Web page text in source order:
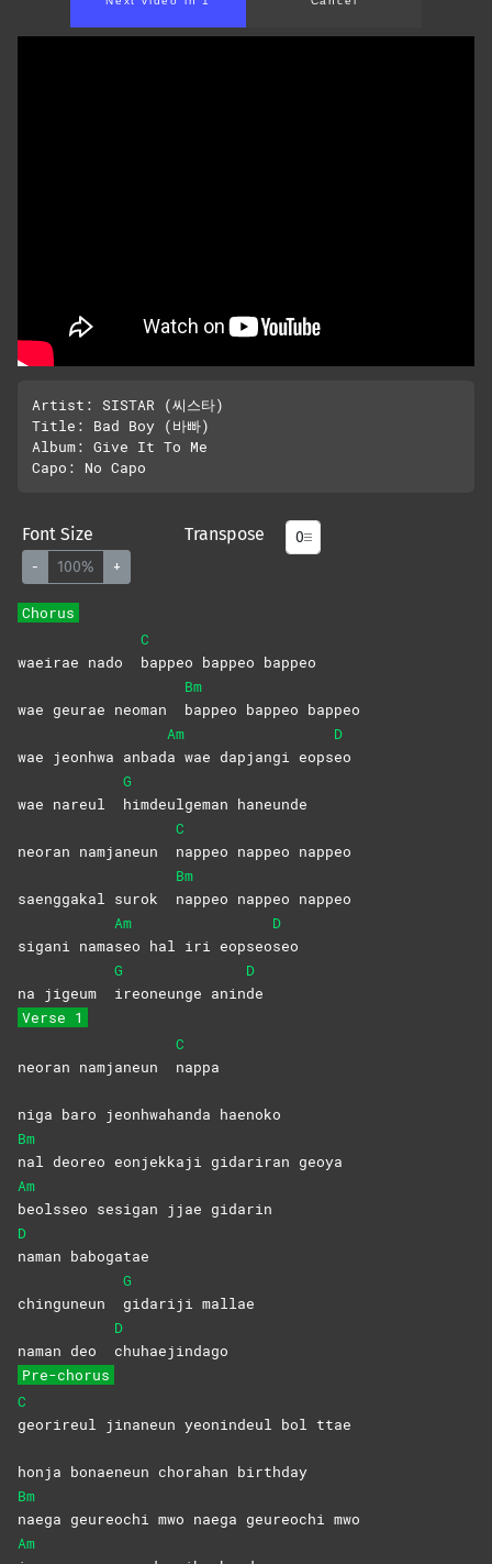
00:00/ 01:31
Artist: SISTAR (씨스타)
Title: Bad Boy (바빠)
Album: Give It To Me
Font Size
- 100% +
Transpose
Chorus
waeirae nado
C
bappeo bappeo bappeo
wae geurae neoman
Bm
bappeo bappeo bappeo
wae jeonhwa anbad
Am
a wae dapjangi eops
D
eo
wae nareul
G
himdeulgeman haneunde
neoran namjaneun
C
nappeo nappeo nappeo
saenggakal surok
Bm
nappeo nappeo nappeo
sigani nama
Am
seo hal iri eopseo
D
seo
na jigeum
G
ireoneunge anin
D
de
Verse 1
neoran namjaneun
C
nappa
niga baro jeonhwahanda haenoko
Bm
nal deoreo eonjekkaji gidariran geoya
Am
beolsseo sesigan jjae gidarin
D
naman babogatae
chinguneun
G
gidariji mallae
naman deo
D
chuhaejindago
Pre-chorus
C
georireul jinaneun yeonindeul bol ttae
honja bonaeneun chorahan birthday
Bm
naega geureochi mwo naega geureochi mwo
Am